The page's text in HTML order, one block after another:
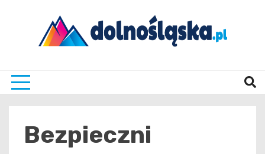
Bezpieczni